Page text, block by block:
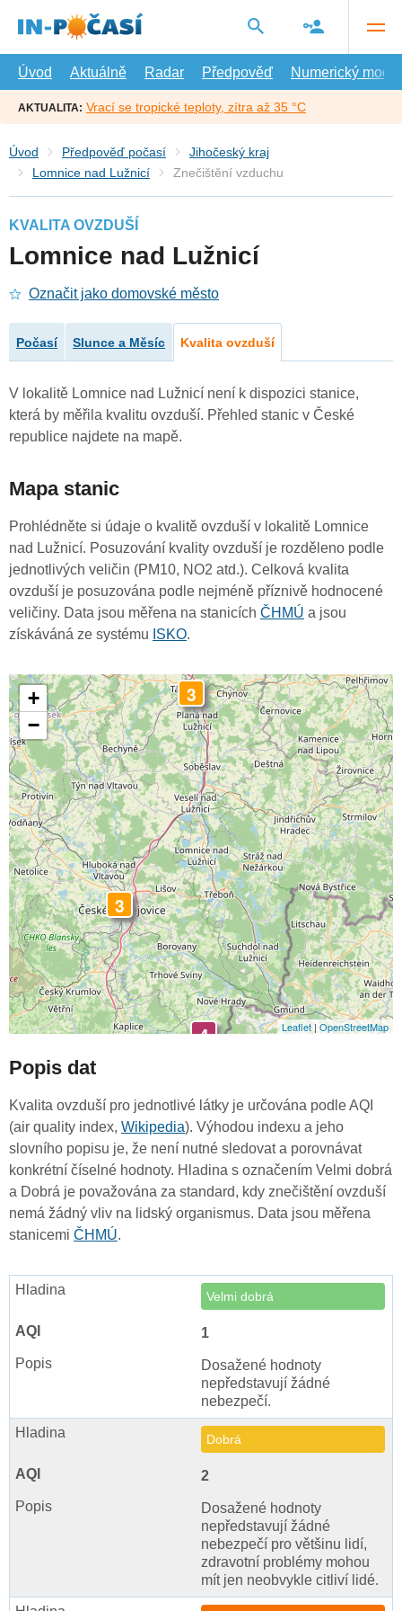
hlavní
Úvod
Aktuálně Radar Předpověď Numerický model
AKTUALITA: Vrací se tropické teploty, zítra až 35 °C
Úvod Předpověď počasí
Jihočeský kraj
Lomnice nad Lužnicí
Znečištění vzduchu
KVALITA OVZDUŠÍ
Lomnice nad Lužnicí
Označit jako domovské město
Počasí Slunce a Měsíc Kvalita ovzduší
V lokalitě Lomnice nad Lužnicí není k dispozici stanice,
která by měřila kvalitu ovzduší. Přehled stanic v České
republice najdete na mapě.
Mapa stanic
Prohlédněte si údaje o kvalitě ovzduší v lokalitě Lomnice
nad Lužnicí. Posuzování kvality ovzduší je rozděleno podle
jednotlivých veličin (PM10, NO2 atd.). Celková kvalita
ovzduší je posuzována podle nejméně příznivě hodnocené
veličiny. Data jsou měřena na stanicích ČHMÚ a jsou
získáváná ze systému ISKO.
3
4
3
+
−
Leaflet | OpenStreetMap
Popis dat
Kvalita ovzduší pro jednotlivé látky je určována podle AQI
(air quality index, Wikipedia). Výhodou indexu a jeho
slovního popisu je, že není nutné sledovat a porovnávat
konkrétní číselné hodnoty. Hladina s označením Velmi dobrá
a Dobrá je považována za standard, kdy znečištění ovzduší
nemá žádný vliv na lidský organismus. Data jsou měřena
stanicemi ČHMÚ.
Velmi dobrá
1
Dosažené hodnoty
nepředstavují žádné
nebezpečí.
Dobrá
2
Dosažené hodnoty
nepředstavují žádné
nebezpečí pro většinu lidí,
zdravotní problémy mohou
mít jen neobvykle citliví lidé.